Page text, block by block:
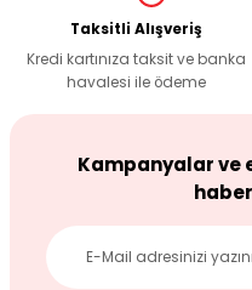
Taksitli Alışveriş
Kredi kartınıza taksit ve banka
havalesi ile ödeme
Kampanyalar ve